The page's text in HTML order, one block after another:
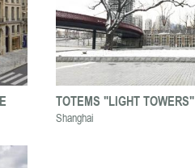
TOTEMS "LIGHT TOWERS"
Shanghai